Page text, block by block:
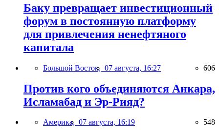
Баку превращает инвестиционный
форум в постоянную платформу
для привлечения ненефтяного
капитала
Большой Восток, 07 августа, 16:27 606
Против кого объединяются Анкара,
Исламабад и Эр-Рияд?
Америка, 07 августа, 16:19 548